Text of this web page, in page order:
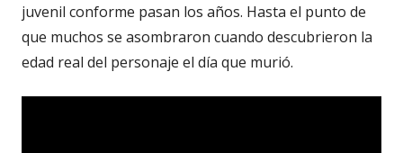
juvenil conforme pasan los años. Hasta el punto de
que muchos se asombraron cuando descubrieron la
edad real del personaje el día que murió.